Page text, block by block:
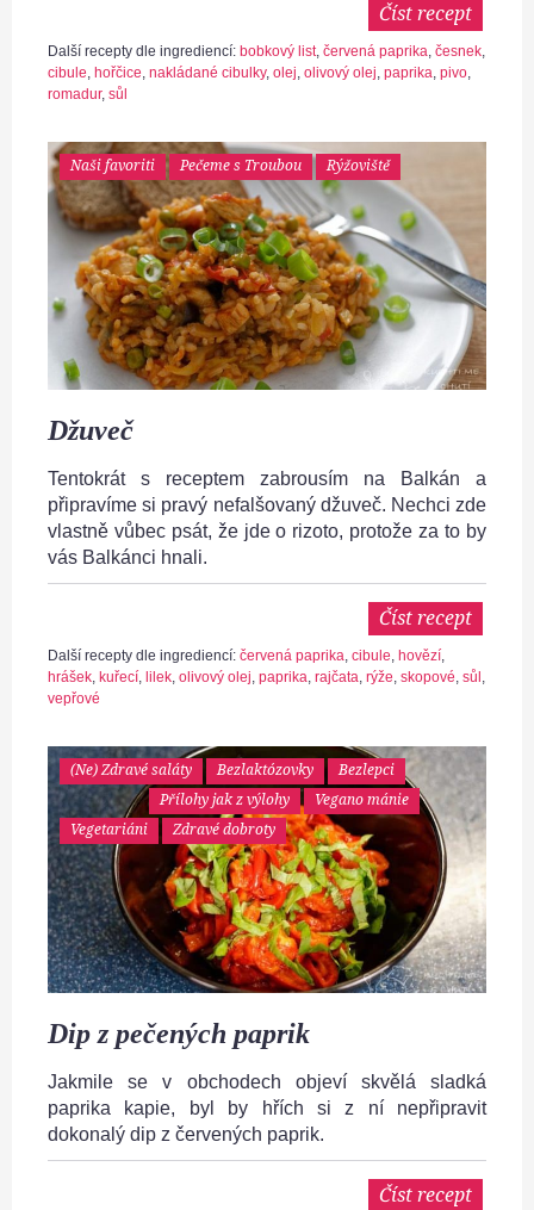
Číst recept
Další recepty dle ingrediencí: bobkový list, červená paprika, česnek,
cibule, hořčice, nakládané cibulky, olej, olivový olej, paprika, pivo,
romadur, sůl
Naši favoriti Pečeme s Troubou Rýžoviště
Džuveč
Tentokrát s receptem zabrousím na Balkán a
připravíme si pravý nefalšovaný džuveč. Nechci zde
vlastně vůbec psát, že jde o rizoto, protože za to by
vás Balkánci hnali.
Číst recept
Další recepty dle ingrediencí: červená paprika cibule hovězí
hrášek kuřecí lilek olivový olej paprika rajčata rýže skopové sůl
vepřové
(Ne) Zdravé saláty Bezlaktózovky
Bezlepci
Přílohy jak z výlohy
Vegano mánie
Vegetariáni
Zdravé dobroty
Dip z pečených paprik
Jakmile se v obchodech objeví skvělá sladká
paprika kapie, byl by hřích si z ní nepřipravit
dokonalý dip z červených paprik.
Číst recept